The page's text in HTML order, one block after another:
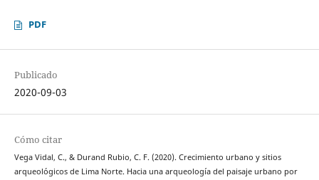
PDF
Publicado
2020-09-03
Cómo citar
Vega Vidal, C., & Durand Rubio, C. F. (2020). Crecimiento urbano y sitios
arqueológicos de Lima Norte. Hacia una arqueología del paisaje urbano por